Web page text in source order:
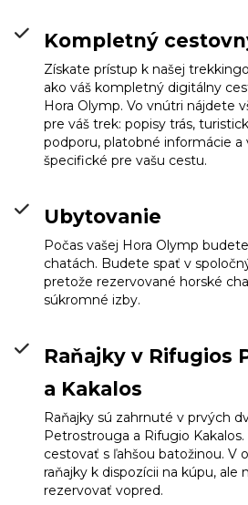
Refuge A Spilios
Agapitos
Kompletný
Získate prístup k našej
ako váš kompletný digitálny
Hora Olymp. Vo vnútri nájdete
pre váš trek: popisy trás,
podporu, platobné informácie
špecifické pre vašu cestu.
Ubytovanie
Počas vašej Hora Olymp
chatách. Budete spať v
pretože rezervované horské
súkromné izby.
Raňajky v Rifugios
a Kakalos
Raňajky sú zahrnuté v prvých
Petrostrouga a Rifugio
cestovať s ľahšou batožinou. V
raňajky k dispozícii na kúpu, ale
rezervovať vopred.